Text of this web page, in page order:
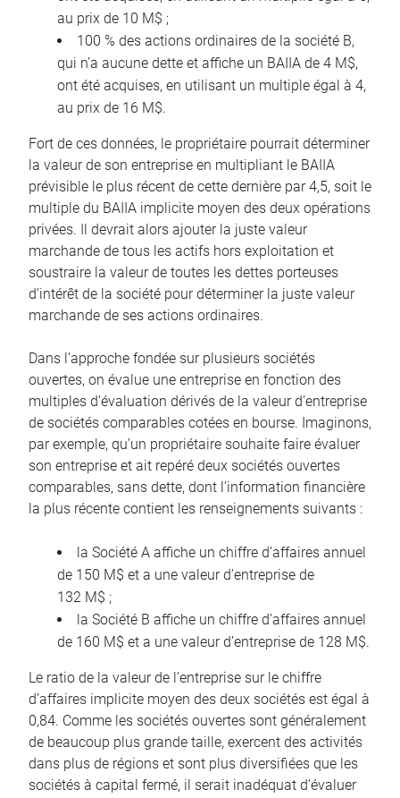
au prix de 10 M$ ;
100 % des actions ordinaires de la société B,
qui n’a aucune dette et affiche un BAIIA de 4 M$,
ont été acquises, en utilisant un multiple égal à 4,
au prix de 16 M$.
Fort de ces données, le propriétaire pourrait déterminer
la valeur de son entreprise en multipliant le BAIIA
prévisible le plus récent de cette dernière par 4,5, soit le
multiple du BAIIA implicite moyen des deux opérations
privées. Il devrait alors ajouter la juste valeur
marchande de tous les actifs hors exploitation et
soustraire la valeur de toutes les dettes porteuses
d’intérêt de la société pour déterminer la juste valeur
marchande de ses actions ordinaires.
Dans l’approche fondée sur plusieurs sociétés
ouvertes, on évalue une entreprise en fonction des
multiples d’évaluation dérivés de la valeur d’entreprise
de sociétés comparables cotées en bourse. Imaginons,
par exemple, qu’un propriétaire souhaite faire évaluer
son entreprise et ait repéré deux sociétés ouvertes
comparables, sans dette, dont l’information financière
la plus récente contient les renseignements suivants :
la Société A affiche un chiffre d’affaires annuel
de 150 M$ et a une valeur d’entreprise de
132 M$ ;
la Société B affiche un chiffre d’affaires annuel
de 160 M$ et a une valeur d’entreprise de 128 M$.
Le ratio de la valeur de l’entreprise sur le chiffre
d’affaires implicite moyen des deux sociétés est égal à
0,84. Comme les sociétés ouvertes sont généralement
de beaucoup plus grande taille, exercent des activités
dans plus de régions et sont plus diversifiées que les
sociétés à capital fermé, il serait inadéquat d’évaluer